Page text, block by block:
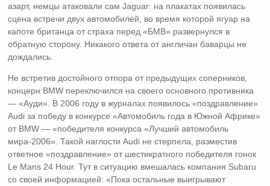
азарт, немцы атаковали сам Jaguar: на плакатах появилась
сцена встречи двух автомобилей, во время которой ягуар на
капоте британца от страха перед «БМВ» развернулся в
обратную сторону. Никакого ответа от англичан баварцы не
дождались.
Не встретив достойного отпора от предыдущих соперников,
концерн BMW переключился на своего основного противника
— «Ауди». В 2006 году в журналах появилось «поздравление»
Audi за победу в конкурсе «Автомобиль года в Южной Африке»
от BMW — «победителя конкурса «Лучший автомобиль
мира-2006». Такой наглости Audi не стерпела, разместив
ответное «поздравление» от шестикратного победителя гонок
Le Mans 24 Hour. Тут в ситуацию вмешалась компания Subaru
со своей информацией: «Пока остальные выигрывают